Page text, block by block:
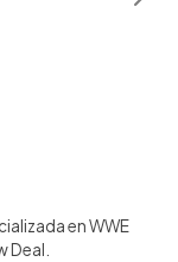
en WWE
Deal.